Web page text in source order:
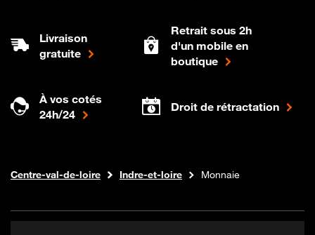
Livraison
gratuite
Retrait sous 2h
d'un mobile en
boutique
À vos cotés
24h/24
Droit de rétractation
Boutique Orange
Internet fibre
Centre-val-de-loire Indre-et-loire Monnaie